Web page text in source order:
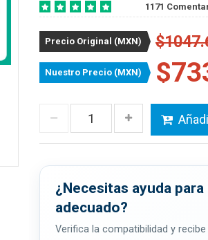
1171
Precio Original (MXN)
Nuestro Precio (MXN)
¿Necesitas ayuda
adecuado?
Verifica la compatibilidad y